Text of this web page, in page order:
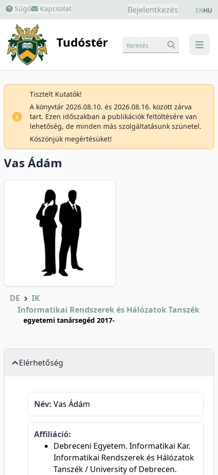
Súgó Kapcsolat Bejelentkezés ENHU
Tudóstér menu
Keresés
Tisztelt Kutatók!
A könyvtár 2026.08.10. és 2026.08.16. között zárva
tart. Ezen időszakban a publikációk feltöltésére van
lehetőség, de minden más szolgáltatásunk szünetel.
Köszönjük megértésüket!
Vas Ádám
DE
IK
Informatikai Rendszerek és Hálózatok Tanszék
egyetemi tanársegéd 2017-
Elérhetőség
Név: Vas Ádám
Affiliáció:
Debreceni Egyetem. Informatikai Kar.
Informatikai Rendszerek és Hálózatok
Tanszék / University of Debrecen.